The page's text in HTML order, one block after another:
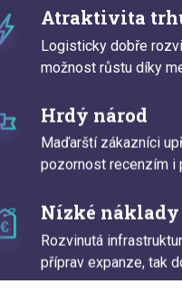
Atraktivita
Logisticky dobře
možnost růstu díky
Hrdý národ
Maďarští zákazníci
pozornost recenzím i
Nízké náklady
Rozvinutá
příprav expanze, tak